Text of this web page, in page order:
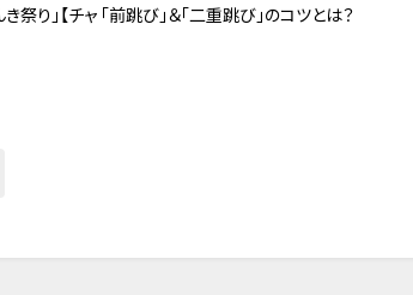
祭り」【チャ 「前跳び」＆「二重跳び」のコツとは？